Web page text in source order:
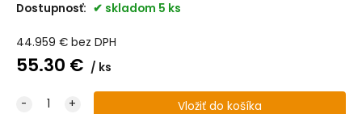
Dostupnosť: skladom 5 ks
44.959 € bez DPH
55.30 € ks